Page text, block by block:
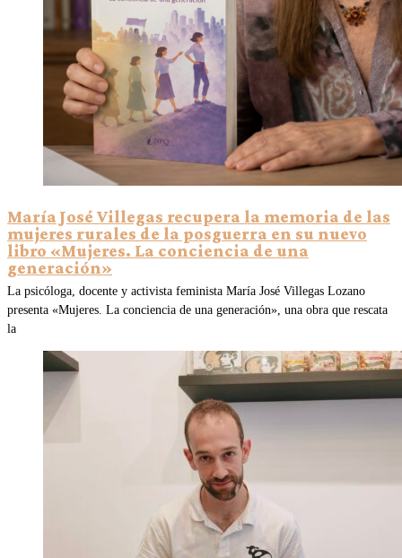
María José Villegas recupera la memoria de las
mujeres rurales de la posguerra en su nuevo
libro «Mujeres. La conciencia de una
generación»
La psicóloga, docente y activista feminista María José Villegas Lozano
presenta «Mujeres. La conciencia de una generación», una obra que rescata
la